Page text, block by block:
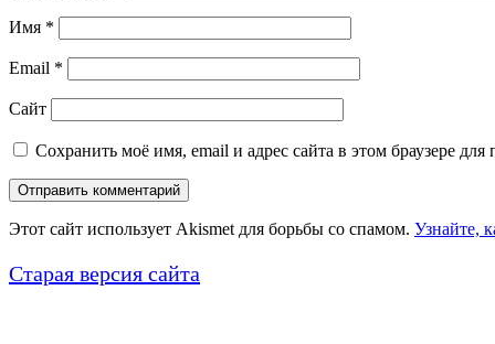
Имя *
Email *
Сайт
Сохранить моё имя, email и адрес сайта в этом браузере
Этот сайт использует Akismet для борьбы со спамом. Узнайте,
Старая версия сайта